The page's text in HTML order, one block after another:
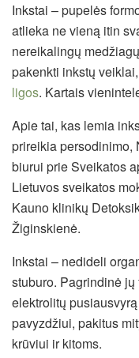
Inkstai – pupelės
atlieka ne vieną itin
nereikalingų
pakenkti inkstų
ligos. Kartais
Apie tai, kas lemia
prireikia persodinimo,
biurui prie Sveikatos
Lietuvos sveikatos
Kauno klinikų
Žiginskienė.
Inkstai ­– nedideli
stuburo. Pagrindinė
elektrolitų
pavyzdžiui, pakitus
krūviui ir kitoms.